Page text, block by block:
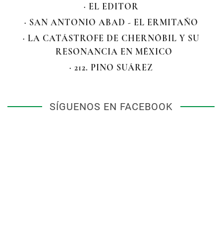
· EL EDITOR
· SAN ANTONIO ABAD - EL ERMITAÑO
· LA CATÁSTROFE DE CHERNÓBIL Y SU
RESONANCIA EN MÉXICO
· 212. PINO SUÁREZ
SÍGUENOS EN FACEBOOK